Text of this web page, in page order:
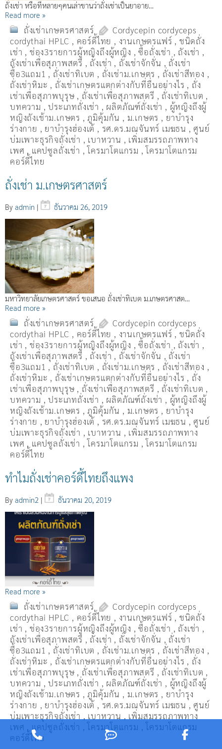
ถั่งเช่า หรือที่หลายๆคนเล่าขานว่าถั่งเช่าเป็นยาอาย…
Read more »
ถั่งเช่าเกษตรศาสตร์
Cordycepin cordyceps
cordythai HPLC , คอร์ดี้ไทย , งานเกษตรแฟร์ , ชนิดถั่ง
เช่า , ช่อง3รายการผู้หญิงถึงผู้หญิง ,ซื้อถั่งเช่า , ถังเช่า ,
ถังเช่าเพื่อสุภาพสตรี , ถั่งเช่า , ถั่งเช่าจักจั่น , ถั่งเช่า
ซื้อ3แถม1 , ถั่งเช่าทิเบต , ถั่งเช่าม.เกษตร , ถั่งเช่าสีทอง ,
ถั่งเช่าหิมะ , ถั่งเช่าเกษตรแตกต่างกับที่อื่นอย่างไร , ถั่ง
เช่าเพื่อสุภาพบุรุษ , ถั่งเช่าเพื่อสุภาพสตรี , ถั่่งเช่าทิเบต ,
บทความ ,ประเภทถั่งเช่า , ผลิตภัณฑ์ถั่งเช่า , ผู้หญิงถึงผู้
หญิงถังเช้าม.เกษตร ,ภูมิคุ้มกัน , ม.เกษตร , ยาบำรุง
ร่างกาย , ยาบำรุงฮ่องเต้ , รศ.ดร.มณจันทร์ เมฆธน , ศูนย์
บ่มเพาะธุรกิจถั่งเช่า , เบาหวาน , เพิ่มสมรรถภาพทาง
เพศ , แคปซูลถั่งเช่า ,โครมาโตแกรม ,โครมาโตแกรม
คอร์ดี้ไทย
ถั่งเช่า ม.เกษตรศาสตร์
By admin | ธันวาคม 26, 2019
มหาวิทยาลัยเกษตรศาสตร์ ขอเสนอ ถั่งเช่าทิเบต ม.เกษตรศาสต…
Read more »
ถั่งเช่าเกษตรศาสตร์
Cordycepin cordyceps
cordythai HPLC , คอร์ดี้ไทย , งานเกษตรแฟร์ , ชนิดถั่ง
เช่า , ช่อง3รายการผู้หญิงถึงผู้หญิง ,ซื้อถั่งเช่า , ถังเช่า ,
ถังเช่าเพื่อสุภาพสตรี , ถั่งเช่า , ถั่งเช่าจักจั่น , ถั่งเช่า
ซื้อ3แถม1 , ถั่งเช่าทิเบต , ถั่งเช่าม.เกษตร , ถั่งเช่าสีทอง ,
ถั่งเช่าหิมะ , ถั่งเช่าเกษตรแตกต่างกับที่อื่นอย่างไร , ถั่ง
เช่าเพื่อสุภาพบุรุษ , ถั่งเช่าเพื่อสุภาพสตรี , ถั่่งเช่าทิเบต ,
บทความ ,ประเภทถั่งเช่า , ผลิตภัณฑ์ถั่งเช่า , ผู้หญิงถึงผู้
หญิงถังเช้าม.เกษตร ,ภูมิคุ้มกัน , ม.เกษตร , ยาบำรุง
ร่างกาย , ยาบำรุงฮ่องเต้ , รศ.ดร.มณจันทร์ เมฆธน , ศูนย์
บ่มเพาะธุรกิจถั่งเช่า , เบาหวาน , เพิ่มสมรรถภาพทาง
เพศ , แคปซูลถั่งเช่า ,โครมาโตแกรม ,โครมาโตแกรม
คอร์ดี้ไทย
ทำไมถั่งเช่าคอร์ดี้ไทยถึงแพง
By admin2 | ธันวาคม 20, 2019
Read more »
ถั่งเช่าเกษตรศาสตร์
Cordycepin cordyceps
cordythai HPLC , คอร์ดี้ไทย , งานเกษตรแฟร์ , ชนิดถั่ง
เช่า , ช่อง3รายการผู้หญิงถึงผู้หญิง ,ซื้อถั่งเช่า , ถังเช่า ,
ถังเช่าเพื่อสุภาพสตรี , ถั่งเช่า , ถั่งเช่าจักจั่น , ถั่งเช่า
ซื้อ3แถม1 , ถั่งเช่าทิเบต , ถั่งเช่าม.เกษตร , ถั่งเช่าสีทอง ,
ถั่งเช่าหิมะ , ถั่งเช่าเกษตรแตกต่างกับที่อื่นอย่างไร , ถั่ง
เช่าเพื่อสุภาพบุรุษ , ถั่งเช่าเพื่อสุภาพสตรี , ถั่่งเช่าทิเบต ,
บทความ ,ประเภทถั่งเช่า , ผลิตภัณฑ์ถั่งเช่า , ผู้หญิงถึงผู้
หญิงถังเช้าม.เกษตร ,ภูมิคุ้มกัน , ม.เกษตร , ยาบำรุง
ร่างกาย , ยาบำรุงฮ่องเต้ , รศ.ดร.มณจันทร์ เมฆธน , ศูนย์
บ่มเพาะธุรกิจถั่งเช่า , เบาหวาน , เพิ่มสมรรถภาพทาง
เพศ , แคปซูลถั่งเช่า ,โครมาโตแกรม ,โครมาโตแกรม
คอร์ดี้ไทย